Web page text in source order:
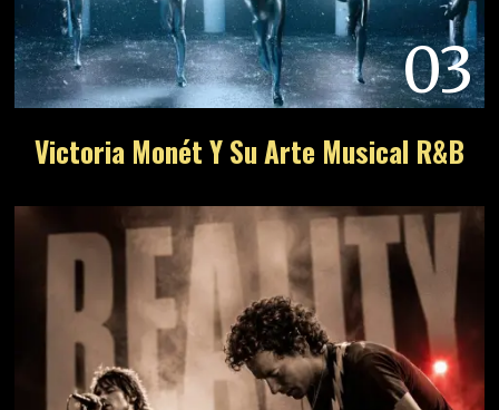
03
Victoria Monét Y Su Arte Musical R&B